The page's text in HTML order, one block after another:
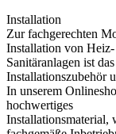
Installation
Zur fachgerechten
Installation von Heiz-
Sanitäranlagen ist
Installationszubehör
In unserem
hochwertiges
Installationsmaterial,